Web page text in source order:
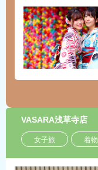
VASARA浅草寺店
女子旅 着